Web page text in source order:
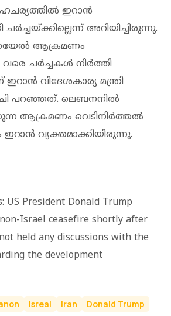
ഇറാൻ
അറിയിച്ചിരുന്നു.
ആക്രമണം
ചർച്ചകൾ നിർത്തി
വിദേശകാര്യ മന്ത്രി
പറഞ്ഞത്. ലെബനനിൽ
ആക്രമണം വെടിനിർത്തൽ
വ്യക്തമാക്കിയിരുന്നു.
US President Donald Trump
Israel ceasefire shortly after
held any discussions with the
the development
Isreal Iran
Donald Trump